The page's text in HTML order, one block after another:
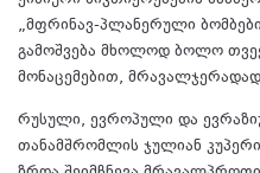
„მფრინავ-პლანერული
გამოშვება მხოლოდ ბოლო
მონაცემებით,
რუსული, ევროპული და
თანამშრომლის ჯულიან